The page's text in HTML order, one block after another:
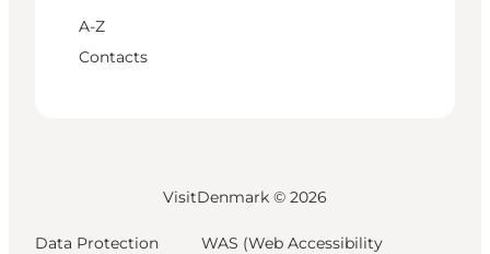
A-Z
Contacts
VisitDenmark © 2026
Data Protection WAS (Web Accessibility